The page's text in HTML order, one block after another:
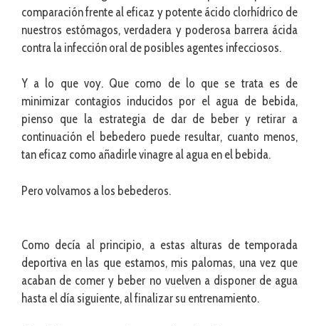
comparación frente al eficaz y potente ácido clorhídrico de
nuestros estómagos, verdadera y poderosa barrera ácida
contra la infección oral de posibles agentes infecciosos.
Y a lo que voy. Que como de lo que se trata es de
minimizar contagios inducidos por el agua de bebida,
pienso que la estrategia de dar de beber y retirar a
continuación el bebedero puede resultar, cuanto menos,
tan eficaz como añadirle vinagre al agua en el bebida.
Pero volvamos a los bebederos.
Como decía al principio, a estas alturas de temporada
deportiva en las que estamos, mis palomas, una vez que
acaban de comer y beber no vuelven a disponer de agua
hasta el día siguiente, al finalizar su entrenamiento.